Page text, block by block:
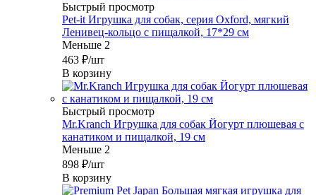
Быстрый просмотр
Pet-it Игрушка для собак, серия Oxford, мягкий
Ленивец-кольцо с пищалкой, 17*29 см
Меньше 2
463 ₽/шт
В корзину
Быстрый просмотр
Mr.Kranch Игрушка для собак Йогурт плюшевая с
канатиком и пищалкой, 19 см
Меньше 2
898 ₽/шт
В корзину